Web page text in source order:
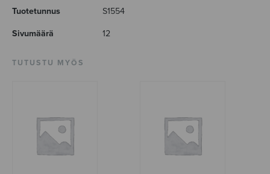
Tuotetunnus S1554
Sivumäärä 12
TUTUSTU MYÖS